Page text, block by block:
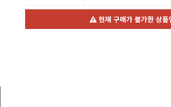
현재 구매가 불가한 상품